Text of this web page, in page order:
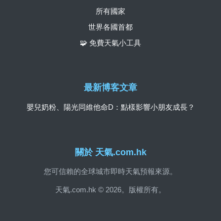
關於 天氣.com.hk
您可信賴的全球城市即時天氣預報來源。
天氣.com.hk © 2026。版權所有。
所有國家
世界各國首都
🧩 免費天氣小工具
最新博客文章
嬰兒奶粉、陽光同維他命D：點樣影響小朋友成長？